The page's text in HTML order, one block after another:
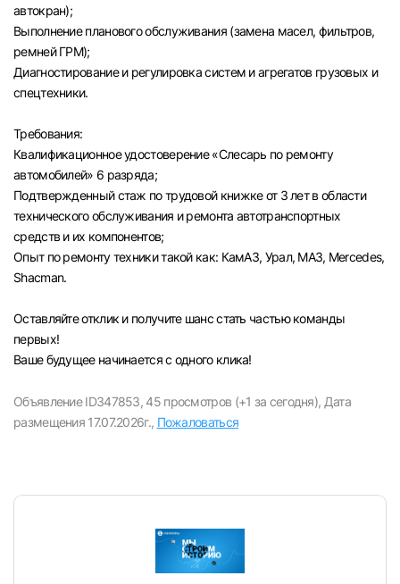
Вход в личный кабинет
вакансии с контактами и оставлять отклики
E-mail или Телефон
автокран);
Выполнение планового обслуживания (замена масел, фильтров,
ремней ГРМ);
Диагностирование и регулировка систем и агрегатов грузовых и
спецтехники.
Требования:
Квалификационное удостоверение «Слесарь по ремонту
автомобилей» 6 разряда;
Подтвержденный стаж по трудовой книжке от 3 лет в области
технического обслуживания и ремонта автотранспортных
средств и их компонентов;
Опыт по ремонту техники такой как: КамАЗ, Урал, МАЗ, Mercedes,
Shacman.
Оставляйте отклик и получите шанс стать частью команды
первых!
Ваше будущее начинается с одного клика!
Объявление ID347853, 45 просмотров (+1 за сегодня), Дата
размещения 17.07.2026г., Пожаловаться